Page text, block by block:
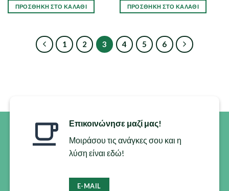
ΠΡΟΣΘΉΚΗ ΣΤΟ ΚΑΛΆΘΙ ΠΡΟΣΘΉΚΗ ΣΤΟ ΚΑΛΆΘΙ
1 2 3 4 5 6
Επικοινώνησε μαζί μας!
Μοιράσου τις ανάγκες σου και η
λύση είναι εδώ!
E-MAIL